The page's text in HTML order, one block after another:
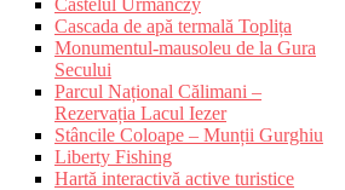
Castelul Urmánczy
Cascada de apă termală Toplița
Monumentul-mausoleu de la Gura
Secului
Parcul Național Călimani –
Rezervația Lacul Iezer
Stâncile Coloape – Munții Gurghiu
Liberty Fishing
Hartă interactivă active turistice